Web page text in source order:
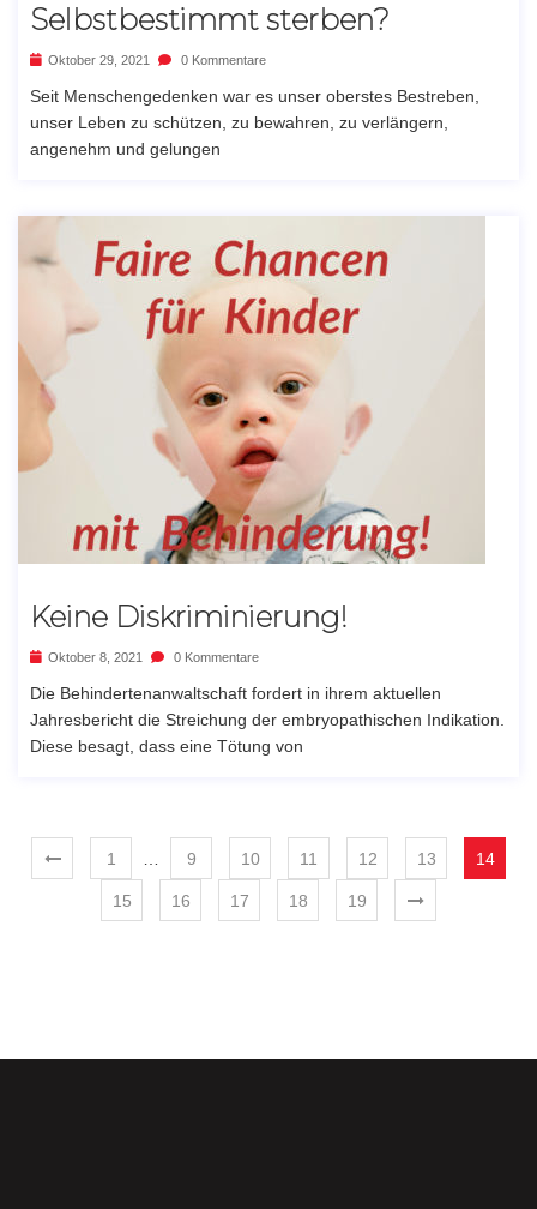
Selbstbestimmt sterben?
Oktober 29, 2021 0 Kommentare
Seit Menschengedenken war es unser oberstes Bestreben,
unser Leben zu schützen, zu bewahren, zu verlängern,
angenehm und gelungen
Keine Diskriminierung!
Oktober 8, 2021 0 Kommentare
Die Behindertenanwaltschaft fordert in ihrem aktuellen
Jahresbericht die Streichung der embryopathischen Indikation.
Diese besagt, dass eine Tötung von
1 9 10 11 12 13 14
15 16 17 18 19